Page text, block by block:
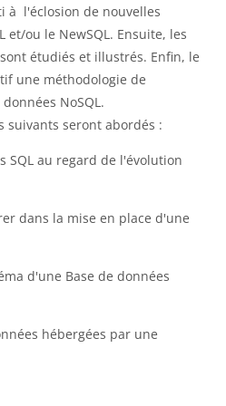
à l'éclosion de nouvelles
et/ou le NewSQL. Ensuite, les
étudiés et illustrés. Enfin, le
une méthodologie de
NoSQL.
suivants seront abordés :
SQL au regard de l'évolution
dans la mise en place d'une
d'une Base de données
hébergées par une